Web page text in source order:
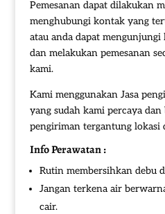
Pemesanan dapat dilakukan
menghubungi kontak yang
atau anda dapat
dan melakukan pemesanan
kami.
Kami menggunakan Jasa
yang sudah kami percaya dan
pengiriman tergantung lokasi
Info Perawatan :
Rutin membersihkan debu
Jangan terkena air
cair.